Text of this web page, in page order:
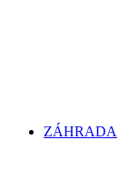
ZÁHRADA